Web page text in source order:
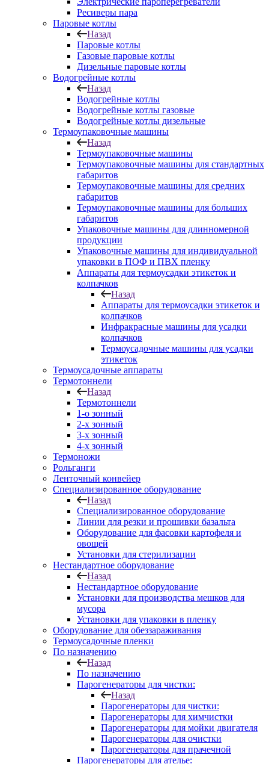
Ресиверы пара
Паровые котлы
Назад
Паровые котлы
Газовые паровые котлы
Дизельные паровые котлы
Водогрейные котлы
Назад
Водогрейные котлы
Водогрейные котлы газовые
Водогрейные котлы дизельные
Термоупаковочные машины
Назад
Термоупаковочные машины
Термоупаковочные машины для стандартных
габаритов
Термоупаковочные машины для средних
габаритов
Термоупаковочные машины для больших
габаритов
Упаковочные машины для длинномерной
продукции
Упаковочные машины для индивидуальной
упаковки в ПОФ и ПВХ пленку
Аппараты для термоусадки этикеток и
колпачков
Назад
Аппараты для термоусадки этикеток и
колпачков
Инфракрасные машины для усадки
колпачков
Термоусадочные машины для усадки
этикеток
Термоусадочные аппараты
Термотоннели
Назад
Термотоннели
1-о зонный
2-х зонный
3-х зонный
4-х зонный
Термоножи
Рольганги
Ленточный конвейер
Специализированное оборудование
Назад
Специализированное оборудование
Линии для резки и прошивки базальта
Оборудование для фасовки картофеля и
овощей
Установки для стерилизации
Нестандартное оборудование
Назад
Нестандартное оборудование
Установки для производства мешков для
мусора
Установки для упаковки в пленку
Оборудование для обеззараживания
Термоусадочные пленки
По назначению
Назад
По назначению
Парогенераторы для чистки:
Назад
Парогенераторы для чистки:
Парогенераторы для химчистки
Парогенераторы для мойки двигателя
Парогенераторы для очистки
Парогенераторы для прачечной
Парогенераторы для ателье: